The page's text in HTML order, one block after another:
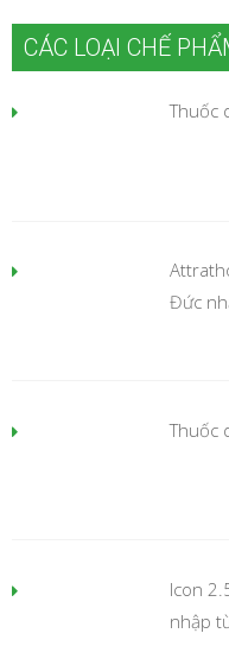
CÁC LOẠI CHẾ
Thuốc
Đức
Thuốc
Icon
nhập